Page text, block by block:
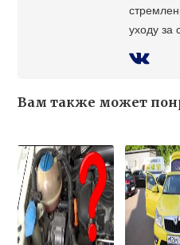
уходу за
Вам также может